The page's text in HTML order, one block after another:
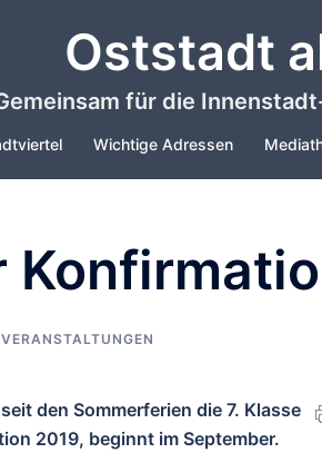
Oststadt
für die
Wichtige Adressen
VERANSTALTUNGEN
den Sommerferien die 7. Klasse
2019, beginnt im September.